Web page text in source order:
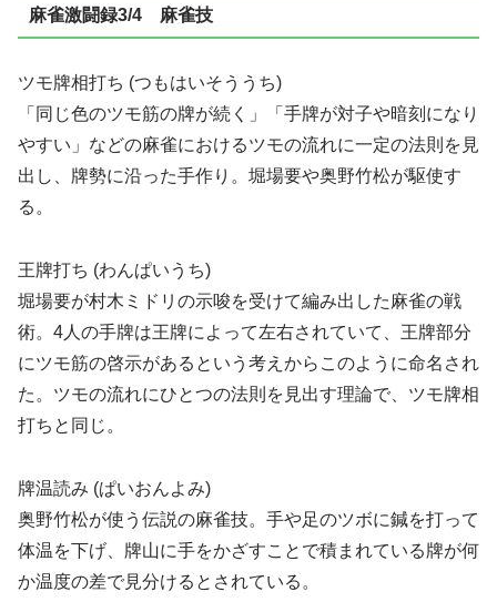
麻雀激闘録3/4 麻雀技
ツモ牌相打ち (つもはいそううち)
「同じ色のツモ筋の牌が続く」「手牌が対子や暗刻になり
やすい」などの麻雀におけるツモの流れに一定の法則を見
出し、牌勢に沿った手作り。堀場要や奥野竹松が駆使す
る。
王牌打ち (わんぱいうち)
堀場要が村木ミドリの示唆を受けて編み出した麻雀の戦
術。4人の手牌は王牌によって左右されていて、王牌部分
にツモ筋の啓示があるという考えからこのように命名され
た。ツモの流れにひとつの法則を見出す理論で、ツモ牌相
打ちと同じ。
牌温読み (ぱいおんよみ)
奥野竹松が使う伝説の麻雀技。手や足のツボに鍼を打って
体温を下げ、牌山に手をかざすことで積まれている牌が何
か温度の差で見分けるとされている。